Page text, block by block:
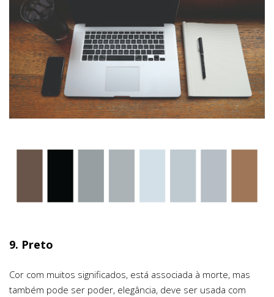
9. Preto
Cor com muitos significados, está associada à morte, mas
também pode ser poder, elegância, deve ser usada com